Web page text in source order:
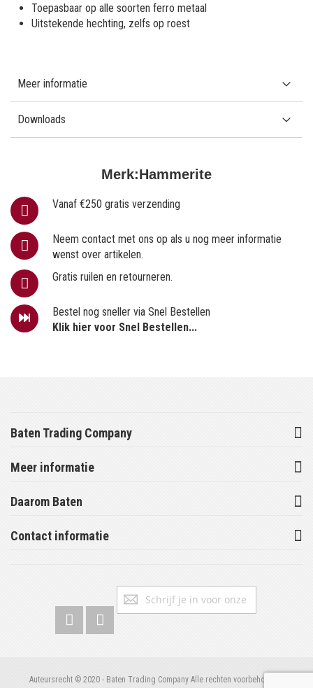
Merk:Hammerite
Vanaf €250 gratis verzending
Neem contact met ons op als u nog meer informatie
wenst over artikelen.
Gratis ruilen en retourneren.
Bestel nog sneller via Snel Bestellen
Klik hier voor Snel Bestellen...
Toepasbaar op alle soorten ferro metaal
Uitstekende hechting, zelfs op roest
Meer informatie
Downloads
Baten Trading Company
Meer informatie
Daarom Baten
Contact informatie
Abonneer
Auteursrecht © 2020 - Baten Trading Company Alle rechten voorbehouden.